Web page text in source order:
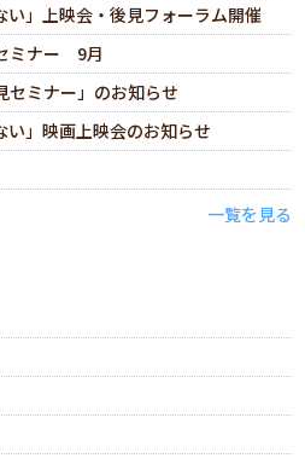
い」上映会・後見フォーラム開催
ミナー 9月
セミナー」のお知らせ
い」映画上映会のお知らせ
一覧を見る